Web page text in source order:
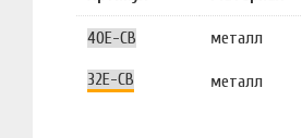
40E-CB металл
32E-CB металл